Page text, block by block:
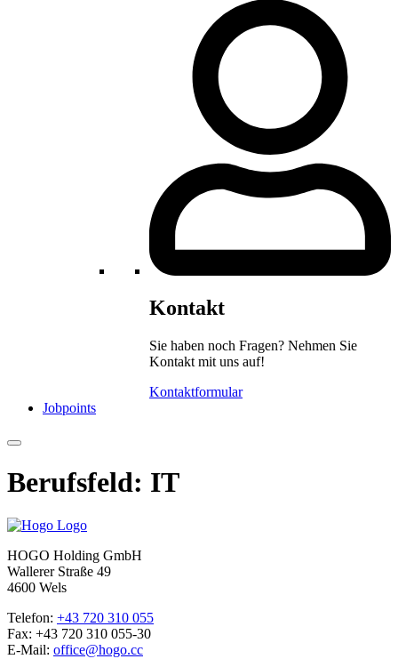
Kontakt
Sie haben noch Fragen? Nehmen Sie
Kontakt mit uns auf!
Kontaktformular
Jobpoints
Berufsfeld: IT
HOGO Holding GmbH
Wallerer Straße 49
4600 Wels
Telefon: +43 720 310 055
Fax: +43 720 310 055-30
E-Mail: office@hogo.cc